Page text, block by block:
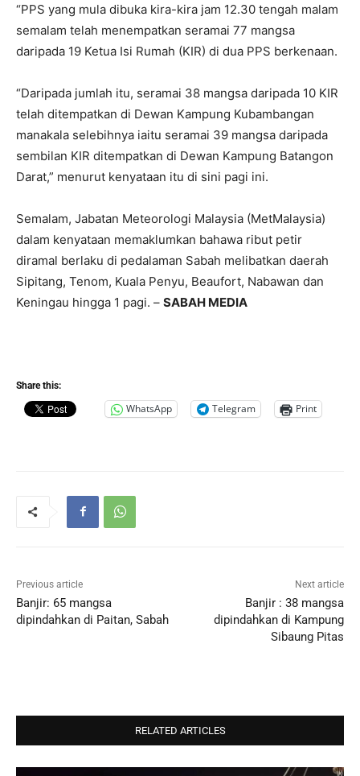
“PPS yang mula dibuka kira-kira jam 12.30 tengah malam
semalam telah menempatkan seramai 77 mangsa
daripada 19 Ketua Isi Rumah (KIR) di dua PPS berkenaan.
“Daripada jumlah itu, seramai 38 mangsa daripada 10 KIR
telah ditempatkan di Dewan Kampung Kubambangan
manakala selebihnya iaitu seramai 39 mangsa daripada
sembilan KIR ditempatkan di Dewan Kampung Batangon
Darat,” menurut kenyataan itu di sini pagi ini.
Semalam, Jabatan Meteorologi Malaysia (MetMalaysia)
dalam kenyataan memaklumkan bahawa ribut petir
diramal berlaku di pedalaman Sabah melibatkan daerah
Sipitang, Tenom, Kuala Penyu, Beaufort, Nabawan dan
Keningau hingga 1 pagi. – SABAH MEDIA
Share this:
WhatsApp Telegram Print
Previous article
Banjir: 65 mangsa
dipindahkan di Paitan, Sabah
Next article
Banjir : 38 mangsa
dipindahkan di Kampung
Sibaung Pitas
RELATED ARTICLES